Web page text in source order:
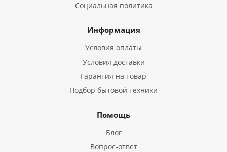
Социальная политика
Информация
Условия оплаты
Условия доставки
Гарантия на товар
Подбор бытовой техники
Помощь
Блог
Вопрос-ответ